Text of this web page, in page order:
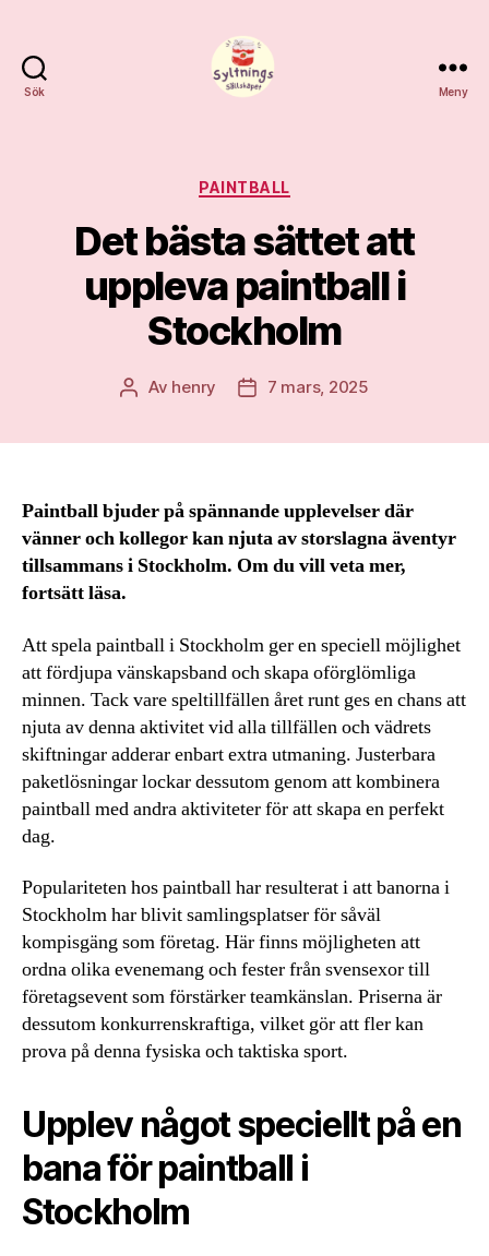
Sök Meny
Kategorier
PAINTBALL
Det bästa sättet att
uppleva paintball i
Stockholm
Inläggsförfattare
Av henry Inläggsdatum
7 mars, 2025
Paintball bjuder på spännande upplevelser där
vänner och kollegor kan njuta av storslagna äventyr
tillsammans i Stockholm. Om du vill veta mer,
fortsätt läsa.
Att spela paintball i Stockholm ger en speciell möjlighet
att fördjupa vänskapsband och skapa oförglömliga
minnen. Tack vare speltillfällen året runt ges en chans att
njuta av denna aktivitet vid alla tillfällen och vädrets
skiftningar adderar enbart extra utmaning. Justerbara
paketlösningar lockar dessutom genom att kombinera
paintball med andra aktiviteter för att skapa en perfekt
dag.
Populariteten hos paintball har resulterat i att banorna i
Stockholm har blivit samlingsplatser för såväl
kompisgäng som företag. Här finns möjligheten att
ordna olika evenemang och fester från svensexor till
företagsevent som förstärker teamkänslan. Priserna är
dessutom konkurrenskraftiga, vilket gör att fler kan
prova på denna fysiska och taktiska sport.
Upplev något speciellt på en
bana för paintball i
Stockholm